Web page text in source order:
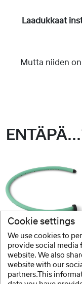
Laadukkaat
Mutta niiden
GEWA
Kostutin
Cookie settings
We use cookies to
provide social media
website. We also
website with our
partners.This